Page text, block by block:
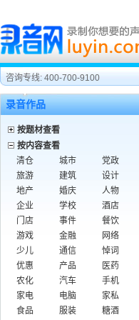
咨询专线: 400-700-9100
录音作品
按题材查看
按内容查看
清仓
城市
党政
旅游
建筑
设计
地产
婚庆
人物
企业
学校
酒店
门店
事件
餐饮
游戏
金融
网络
少儿
通信
悼词
优惠
产品
医药
农化
汽车
手机
家电
电脑
家私
食品
服装 糖酒